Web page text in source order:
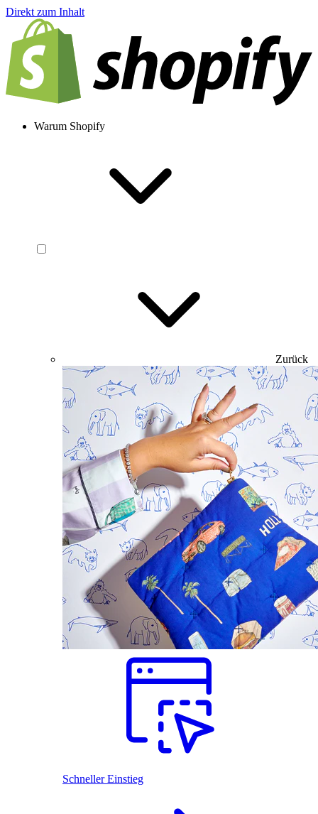
Direkt zum Inhalt
Warum Shopify
Zurück
Schneller Einstieg